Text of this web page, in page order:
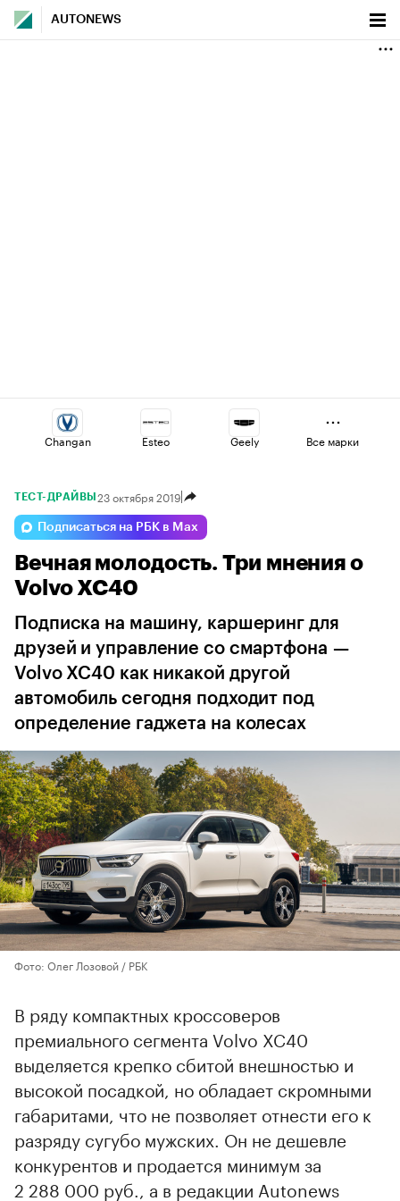
AUTONEWS
Changan Esteo Geely
Omoda Lada
Jaecoo Volga Voyah
Все марки
ТЕСТ-ДРАЙВЫ 23 октября 2019
Подписаться на РБК в Max
Вечная молодость. Три мнения о
Volvo XC40
Подписка на машину, каршеринг для
друзей и управление со смартфона —
Volvo XC40 как никакой другой
автомобиль сегодня подходит под
определение гаджета на колесах
Фото: Олег Лозовой / РБК
В ряду компактных кроссоверов
премиального сегмента Volvo XC40
выделяется крепко сбитой внешностью и
высокой посадкой, но обладает скромными
габаритами, что не позволяет отнести его к
разряду сугубо мужских. Он не дешевле
конкурентов и продается минимум за
2 288 000 руб., а в редакции Autonews